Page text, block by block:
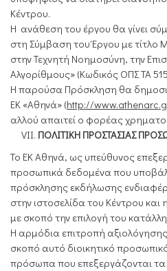
Κέντρου.
Η ανάθεση του έργου θα γίνει
στη Σύμβαση του Έργου με
στην Τεχνητή Νοημοσύνη, την
Αλγορίθμους» (Κωδικός ΟΠΣ ΤΑ
H παρούσα Πρόσκληση θα
ΕΚ «Αθηνά» (http://
αλλού απαιτεί ο φορέας
ΠΟΛΙΤΙΚΗ ΠΡΟΣΤΑΣΙΑΣ
Το ΕΚ Αθηνά, ως υπεύθυνος
προσωπικά δεδομένα που
πρόσκλησης εκδήλωσης
στην ιστοσελίδα του Κέντρου και
με σκοπό την επιλογή του
Η αρμόδια επιτροπή
σκοπό αυτό διοικητικό
πρόσωπα που επεξεργάζονται